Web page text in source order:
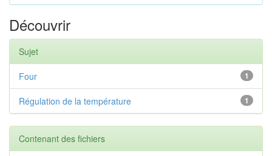
Découvrir
Sujet
1
Four
1
Régulation de la température
Contenant des fichiers